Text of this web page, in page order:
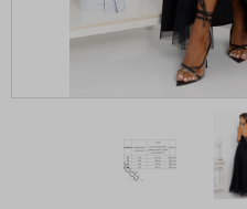
Šaty boho
Šaty carmen přes prsa
Šaty dlouhé maxi
Šaty elegantní
Šaty extravagantní